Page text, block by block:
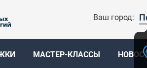
Ваш город:
МАСТЕР-КЛАССЫ